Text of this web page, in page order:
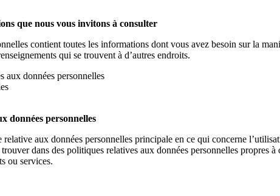
que nous vous invitons à consulter
contient toutes les informations dont vous avez besoin sur la
qui se trouvent à d’autres endroits.
aux données personnelles
données personnelles
aux données personnelles principale en ce qui concerne
dans des politiques relatives aux données personnelles
ou services.